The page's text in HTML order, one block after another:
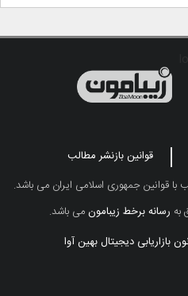
قوانین بازنشر مطالب
با قوانین جمهوری اسلامی ایران می باشد.
به رسانه برخط زیبامونمی باشد.
بازاریابی دیجیتال بهین آوا